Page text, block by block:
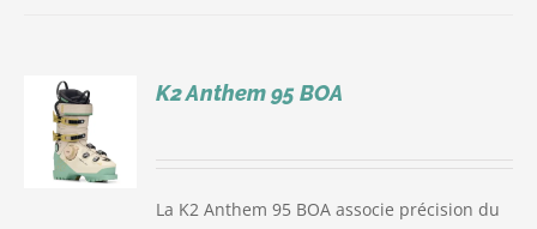
K2 Anthem 95 BOA
La K2 Anthem 95 BOA associe précision du